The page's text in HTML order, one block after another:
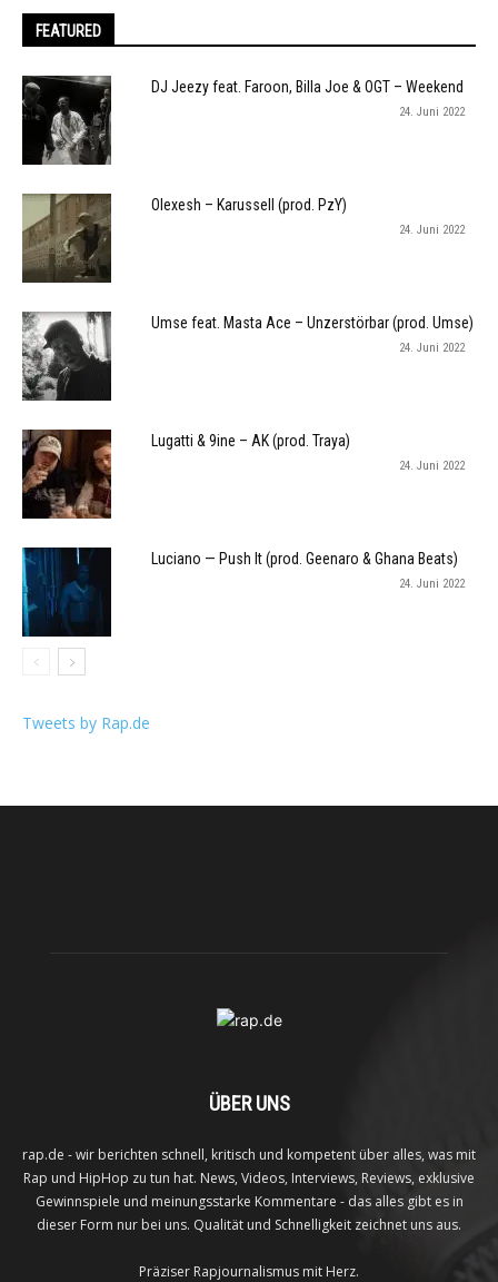
FEATURED
DJ Jeezy feat. Faroon, Billa Joe & OGT – Weekend
24. Juni 2022
Olexesh – Karussell (prod. PzY)
24. Juni 2022
Umse feat. Masta Ace – Unzerstörbar (prod. Umse)
24. Juni 2022
Lugatti & 9ine – AK (prod. Traya)
24. Juni 2022
Luciano — Push It (prod. Geenaro & Ghana Beats)
24. Juni 2022
Tweets by Rap.de
ÜBER UNS
rap.de - wir berichten schnell, kritisch und kompetent über alles, was mit
Rap und HipHop zu tun hat. News, Videos, Interviews, Reviews, exklusive
Gewinnspiele und meinungsstarke Kommentare - das alles gibt es in
dieser Form nur bei uns. Qualität und Schnelligkeit zeichnet uns aus.
Präziser Rapjournalismus mit Herz.